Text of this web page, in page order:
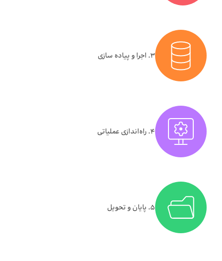
۳. اجرا و پیاده سازی
۴. راه‌اندازی عملیاتی
۵. پایان و تحویل